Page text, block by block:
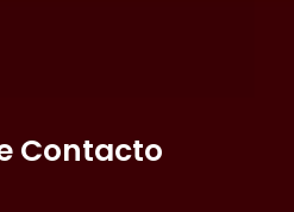
Contacto